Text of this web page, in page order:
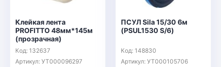
Клейкая лента
PROFITTO 48мм*145м
(прозрачная)
Код: 132637
Артикул: УТ000096297
ПСУЛ Sila 15/30 6м
(PSUL1530 S/6)
Код: 148830
Артикул: УТ000105706